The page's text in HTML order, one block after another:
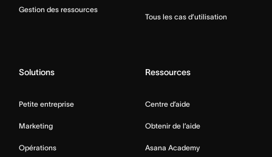
Gestion des ressources
Tous les cas d’utilisation
Solutions
Petite entreprise
Marketing
Opérations
Ressources
Centre d’aide
Obtenir de l’aide
Asana Academy